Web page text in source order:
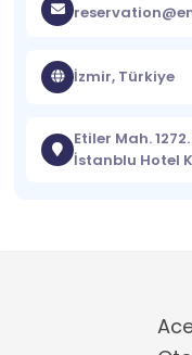
İzmir, Türkiye
Etiler Mah.
İstanblu Hotel